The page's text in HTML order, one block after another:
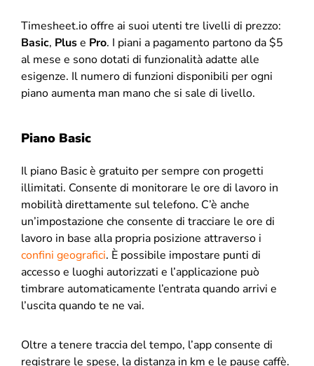
Timesheet.io offre ai suoi utenti tre livelli di prezzo:
Basic, Pluse Pro. I piani a pagamento partono da $5
al mese e sono dotati di funzionalità adatte alle
esigenze. Il numero di funzioni disponibili per ogni
piano aumenta man mano che si sale di livello.
Piano Basic
Il piano Basic è gratuito per sempre con progetti
illimitati. Consente di monitorare le ore di lavoro in
mobilità direttamente sul telefono. C’è anche
un’impostazione che consente di tracciare le ore di
lavoro in base alla propria posizione attraverso i
confini geografici. È possibile impostare punti di
accesso e luoghi autorizzati e l’applicazione può
timbrare automaticamente l’entrata quando arrivi e
l’uscita quando te ne vai.
Oltre a tenere traccia del tempo, l’app consente di
registrare le spese, la distanza in km e le pause caffè.